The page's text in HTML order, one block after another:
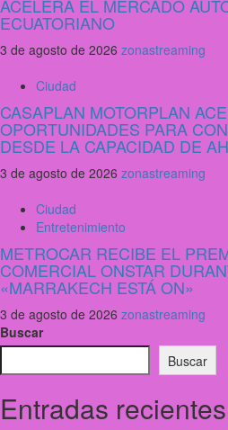
ACELERA EL MERCADO
ECUATORIANO
3 de agosto de 2026 zonastreaming
Ciudad
CASAPLAN MOTORPLAN
OPORTUNIDADES PARA
DESDE LA CAPACIDAD DE
3 de agosto de 2026 zonastreaming
Ciudad
Entretenimiento
METROCAR RECIBE EL
COMERCIAL ONSTAR
«MARRAKECH ESTÁ ON»
3 de agosto de 2026 zonastreaming
Buscar
Buscar
Entradas recientes